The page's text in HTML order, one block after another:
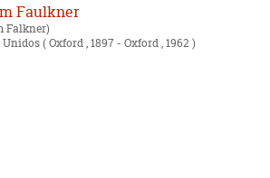
Faulkner
Falkner
Unidos( Oxford , 1897 - Oxford , 1962 )